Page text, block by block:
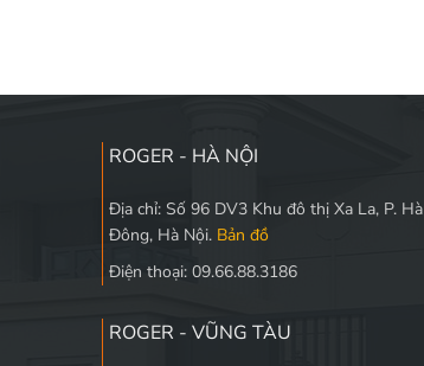
ROGER - HÀ NỘI
Địa chỉ: Số 96 DV3 Khu đô thị Xa La, P. Hà
Đông, Hà Nội. Bản đồ
Điện thoại: 09.66.88.3186
ROGER - VŨNG TÀU